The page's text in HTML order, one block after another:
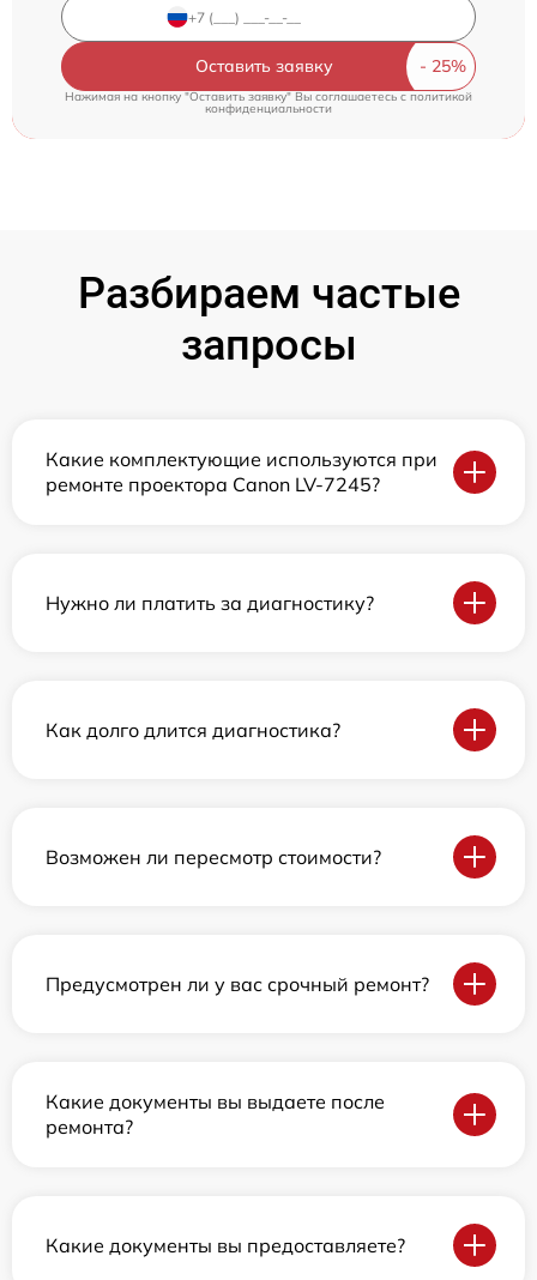
Оставить заявку
Нажимая на кнопку "Оставить заявку" Вы соглашаетесь cполитикой
конфиденциальности
Разбираем частые
запросы
Какие комплектующие используются при
ремонте проектора Canon LV-7245?
Нужно ли платить за диагностику?
Как долго длится диагностика?
Возможен ли пересмотр стоимости?
Предусмотрен ли у вас срочный ремонт?
Какие документы вы выдаете после
ремонта?
Какие документы вы предоставляете?